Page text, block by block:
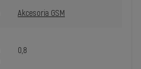
Akcesoria GSM
0,8